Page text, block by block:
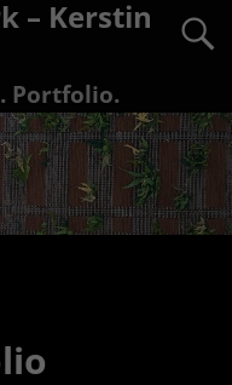
– Kerstin
Portfolio.